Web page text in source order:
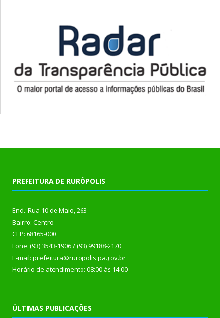
PREFEITURA DE RURÓPOLIS
End.: Rua 10 de Maio, 263
Bairro: Centro
CEP: 68165-000
Fone: (93) 3543-1906 / (93) 99188-2170
E-mail: prefeitura@ruropolis.pa.gov.br
Horário de atendimento: 08:00 às 14:00
ÚLTIMAS PUBLICAÇÕES